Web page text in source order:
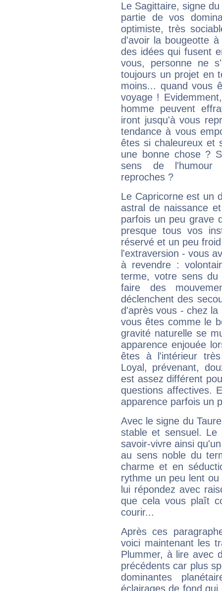
Le Sagittaire, signe
partie de vos
optimiste, très
d'avoir la bougeotte
des idées qui fusent
vous, personne ne
toujours un projet en
moins... quand vous
voyage !
homme peuvent
iront jusqu'à vous
tendance à vous
êtes si chaleureux et
une bonne chose ?
sens de l'humour
reproches ?
Le Capricorne est un
astral de naissance
parfois un peu grave
presque tous vos
réservé et un peu
l'extraversion - vous
à revendre :
terme, votre sens
faire des
déclenchent des
d'après vous - chez
vous êtes comme le
gravité naturelle se
apparence enjouée
êtes à l'intérieur
Loyal, prévenant,
est assez différent
questions affectives.
apparence parfois un
Avec le signe du
stable et sensuel.
savoir-vivre ainsi
au sens noble du
charme et en
rythme un peu lent
lui répondez avec
que cela vous plaît
courir...
Après ces
voici maintenant les
Plummer, à lire avec
précédents car plus
dominantes
éclairages de fond